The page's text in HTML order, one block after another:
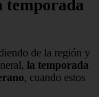
temporada
de la región y
la temporada
, cuando estos